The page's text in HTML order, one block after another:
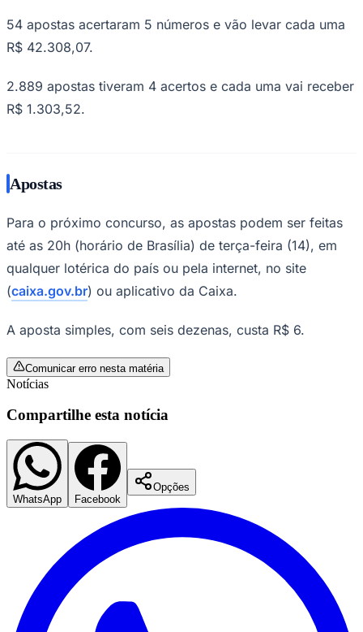
Vôlei
NBB
Brasileirão Série A
Brasileirão Série B
Copa América
Premier League
La Liga
Bundesliga
Times - Ir direto
54 apostas acertaram 5 números e vão levar cada uma
R$ 42.308,07.
2.889 apostas tiveram 4 acertos e cada uma vai receber
R$ 1.303,52.
Apostas
Para o próximo concurso, as apostas podem ser feitas
até as 20h (horário de Brasília) de terça-feira (14), em
qualquer lotérica do país ou pela internet, no site
(caixa.gov.br) ou aplicativo da Caixa.
A aposta simples, com seis dezenas, custa R$ 6.
Comunicar erro nesta matéria
Notícias
Compartilhe esta notícia
WhatsApp Facebook
Opções